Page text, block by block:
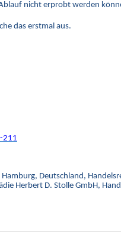
nicht erprobt werden
das erstmal aus.
211
Hamburg, Deutschland,
Herbert D. Stolle GmbH,